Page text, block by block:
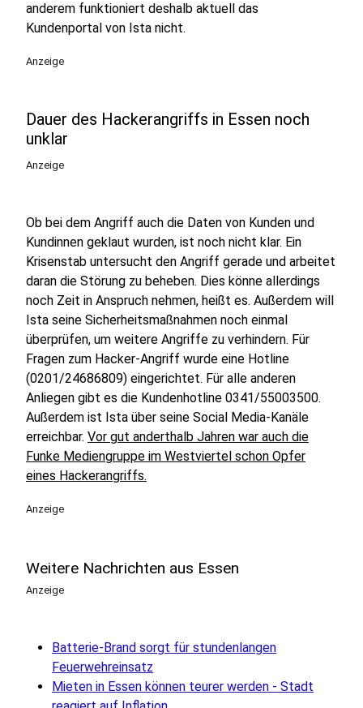
anderem funktioniert deshalb aktuell das
Kundenportal von Ista nicht.
Anzeige
Dauer des Hackerangriffs in Essen noch
unklar
Anzeige
Ob bei dem Angriff auch die Daten von Kunden und
Kundinnen geklaut wurden, ist noch nicht klar. Ein
Krisenstab untersucht den Angriff gerade und arbeitet
daran die Störung zu beheben. Dies könne allerdings
noch Zeit in Anspruch nehmen, heißt es. Außerdem will
Ista seine Sicherheitsmaßnahmen noch einmal
überprüfen, um weitere Angriffe zu verhindern. Für
Fragen zum Hacker-Angriff wurde eine Hotline
(0201/24686809) eingerichtet. Für alle anderen
Anliegen gibt es die Kundenhotline 0341/55003500.
Außerdem ist Ista über seine Social Media-Kanäle
erreichbar. Vor gut anderthalb Jahren war auch die
Funke Mediengruppe im Westviertel schon Opfer
eines Hackerangriffs.
Anzeige
Weitere Nachrichten aus Essen
Anzeige
Batterie-Brand sorgt für stundenlangen
Feuerwehreinsatz
Mieten in Essen können teurer werden - Stadt